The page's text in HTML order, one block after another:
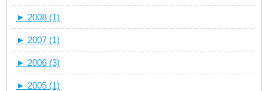
► 2008 (1)
► 2007 (1)
► 2006 (3)
► 2005 (1)